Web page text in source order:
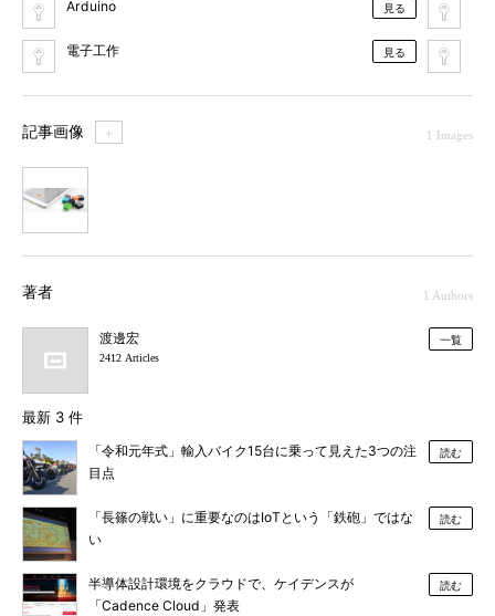
Arduino 見る
電子工作 見る
記事画像 ＋ 1 Images
著者 1 Authors
渡邊宏
2412 Articles
一覧
最新 3 件
「令和元年式」輸入バイク15台に乗って見えた3つの注
目点
読む
「長篠の戦い」に重要なのはIoTという「鉄砲」ではな
い
読む
半導体設計環境をクラウドで、ケイデンスが
「Cadence Cloud」発表
読む